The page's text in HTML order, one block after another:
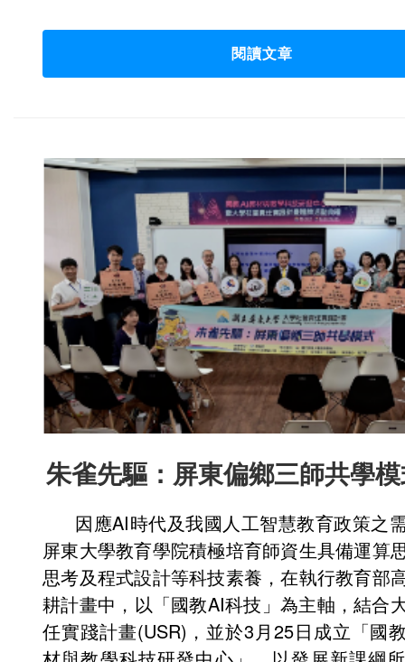
閱讀文章
朱雀先驅： 屏東偏鄉三師共學
因應AI時代及我國人工智慧教育政策之
屏東大學教育學院積極培育師資生具備運算
思考及程式設計等科技素養，在執行教育部
耕計畫中，以「國教AI科技」為主軸，結合
任實踐計畫(USR)，並於3月25日成立「國